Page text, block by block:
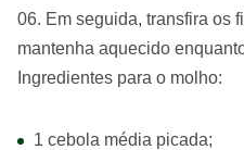
Em seguida, transfira os
mantenha aquecido
Ingredientes para o molho:
1 cebola média picada;